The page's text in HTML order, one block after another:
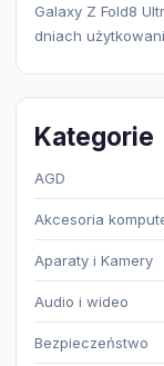
Galaxy Z Fold8
dniach
Kategorie
AGD
Akcesoria
Aparaty i Kamery
Audio i wideo
Bezpieczeństwo